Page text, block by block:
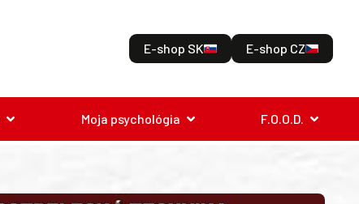
E-shop SK E-shop CZ
Moja psychológia F.O.O.D.